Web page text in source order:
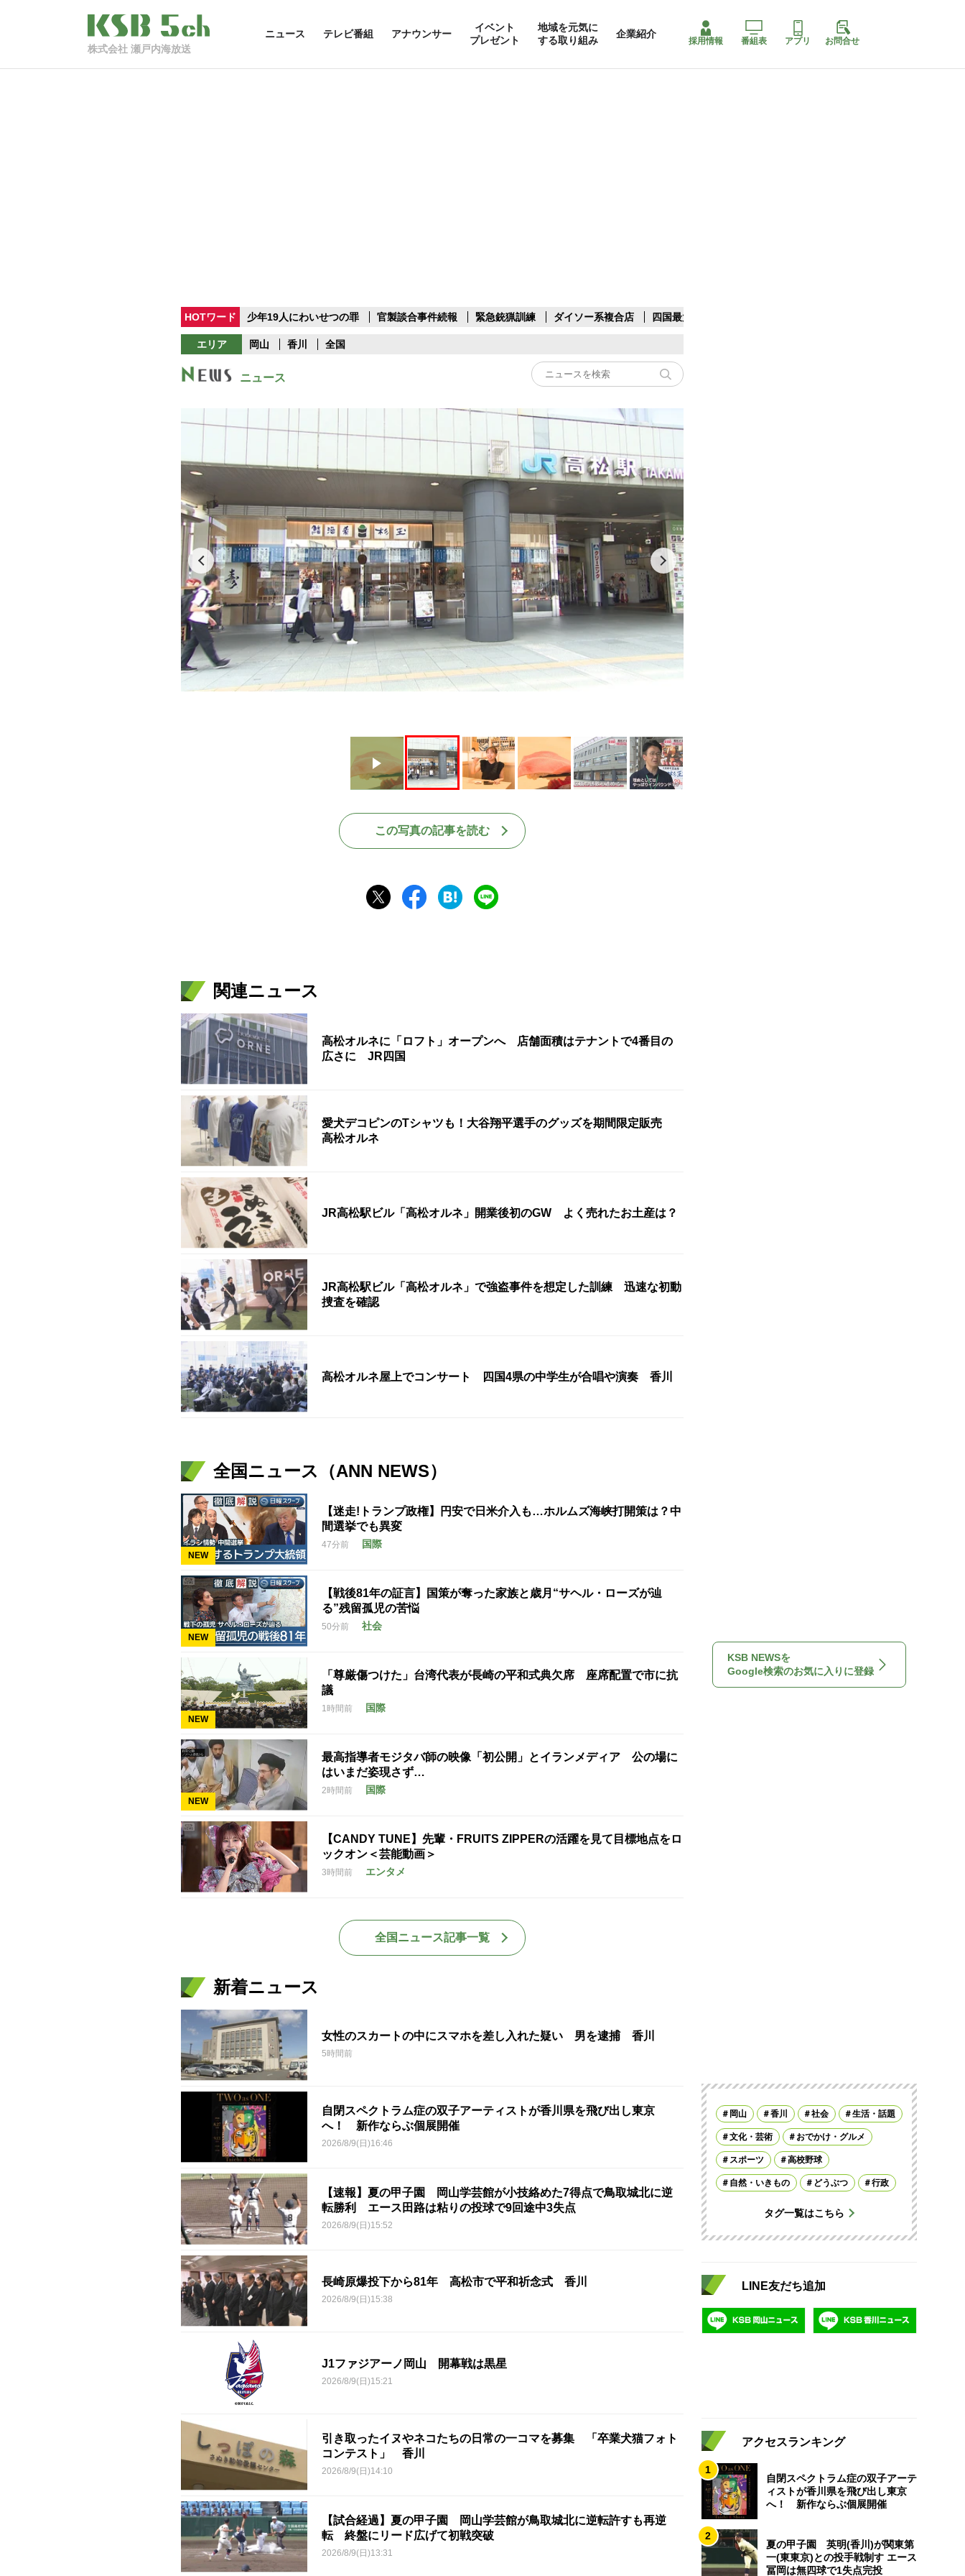
株式会社 瀬戸内海放送
ニュース テレビ番組 アナウンサー
イベント
プレゼント
地域を元気に
する取り組み
企業紹介
採用情報 番組表 アプリ お問合せ
HOTワード 少年19人にわいせつの罪 官製談合事件続報 緊急銃猟訓練 ダイソー系複合店 四国最大スリコ
エリア 岡山 香川 全国
ニュース
Play
この写真の記事を読む
関連ニュース
高松オルネに「ロフト」オープンへ 店舗面積はテナントで4番目の
広さに JR四国
愛犬デコピンのTシャツも！大谷翔平選手のグッズを期間限定販売
高松オルネ
JR高松駅ビル「高松オルネ」開業後初のGW よく売れたお土産は？
JR高松駅ビル「高松オルネ」で強盗事件を想定した訓練 迅速な初動
捜査を確認
高松オルネ屋上でコンサート 四国4県の中学生が合唱や演奏 香川
全国ニュース（ANN NEWS）
NEW
【迷走!トランプ政権】円安で日米介入も…ホルムズ海峡打開策は？中
間選挙でも異変
47分前 国際
NEW
【戦後81年の証言】国策が奪った家族と歳月“サヘル・ローズが辿
る”残留孤児の苦悩
50分前 社会
NEW
「尊厳傷つけた」台湾代表が長崎の平和式典欠席 座席配置で市に抗
議
1時間前 国際
NEW
最高指導者モジタバ師の映像「初公開」とイランメディア 公の場に
はいまだ姿現さず…
2時間前 国際
【CANDY TUNE】先輩・FRUITS ZIPPERの活躍を見て目標地点をロ
ックオン＜芸能動画＞
3時間前 エンタメ
全国ニュース記事一覧
新着ニュース
女性のスカートの中にスマホを差し入れた疑い 男を逮捕 香川
5時間前
自閉スペクトラム症の双子アーティストが香川県を飛び出し東京
へ！ 新作ならぶ個展開催
2026/8/9(日)16:46
【速報】夏の甲子園 岡山学芸館が小技絡めた7得点で鳥取城北に逆
転勝利 エース田路は粘りの投球で9回途中3失点
2026/8/9(日)15:52
長崎原爆投下から81年 高松市で平和祈念式 香川
2026/8/9(日)15:38
J1ファジアーノ岡山 開幕戦は黒星
2026/8/9(日)15:21
引き取ったイヌやネコたちの日常の一コマを募集 「卒業犬猫フォト
コンテスト」 香川
2026/8/9(日)14:10
【試合経過】夏の甲子園 岡山学芸館が鳥取城北に逆転許すも再逆
転 終盤にリード広げて初戦突破
2026/8/9(日)13:31
KSB NEWSを
Google検索のお気に入りに登録
岡山 香川 社会 生活・話題
文化・芸術 おでかけ・グルメ
スポーツ 高校野球
自然・いきもの どうぶつ 行政
タグ一覧はこちら
LINE友だち追加
アクセスランキング
1
自閉スペクトラム症の双子アーテ
ィストが香川県を飛び出し東京
へ！ 新作ならぶ個展開催
2
夏の甲子園 英明(香川)が関東第
一(東東京)との投手戦制す エース
冨岡は無四球で1失点完投